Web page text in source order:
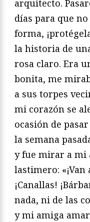
arquitecto.
días para que
forma,
la historia de
rosa claro. Era
bonita, me
a sus torpes
mi corazón se
ocasión de
la semana
y fue mirar a
lastimero:
¡Canallas!
nada, ni de las
y mi amiga